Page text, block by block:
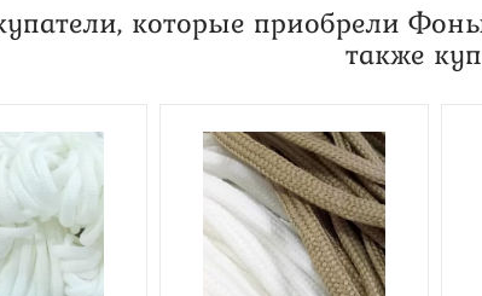
которые приобрели
также